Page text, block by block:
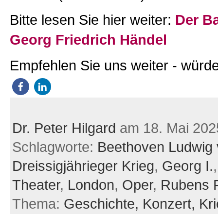
Bitte lesen Sie hier weiter: Der
Georg Friedrich Händel
Empfehlen Sie uns weiter -
Dr. Peter Hilgard am 18. Mai
Schlagworte: Beethoven Ludwig
Dreissigjährieger Krieg, Georg I.
Theater, London, Oper, Rubens
Thema: Geschichte, Konzert,